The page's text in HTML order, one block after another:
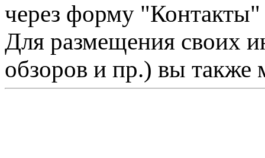
через форму "Контакты"
Для размещения своих
обзоров и пр.) вы также